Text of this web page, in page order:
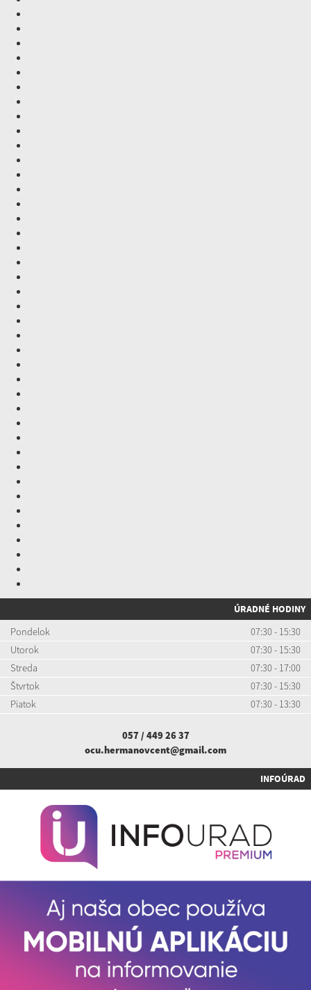
ÚRADNÉ HODINY
Pondelok
07:30 - 15:30
Utorok
07:30 - 15:30
Streda
07:30 - 17:00
Štvrtok
07:30 - 15:30
Piatok
07:30 - 13:30
057 / 449 26 37
ocu.hermanovcent@gmail.com
INFOÚRAD